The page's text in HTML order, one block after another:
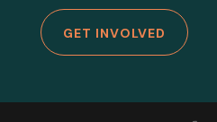
GET INVOLVED